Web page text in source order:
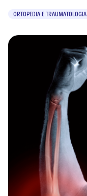
ORTOPEDIA E TRAUMATOLOGIA